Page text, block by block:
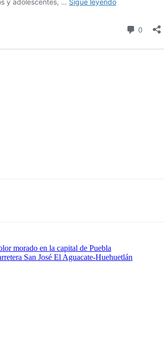
morado en la capital de Puebla
San José El Aguacate-Huehuetlán